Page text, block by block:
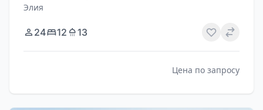
Элия
24 12 13
Цена по запросу